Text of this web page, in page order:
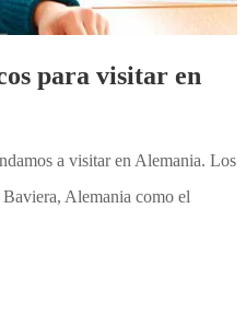
para visitar en
a visitar en Alemania. Los
Alemania como el